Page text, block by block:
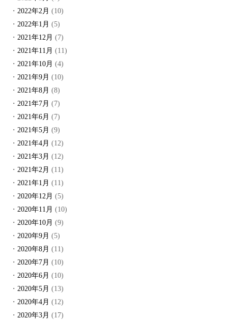
2022年2月 (10)
2022年1月 (5)
2021年12月 (7)
2021年11月 (11)
2021年10月 (4)
2021年9月 (10)
2021年8月 (8)
2021年7月 (7)
2021年6月 (7)
2021年5月 (9)
2021年4月 (12)
2021年3月 (12)
2021年2月 (11)
2021年1月 (11)
2020年12月 (5)
2020年11月 (10)
2020年10月 (9)
2020年9月 (5)
2020年8月 (11)
2020年7月 (10)
2020年6月 (10)
2020年5月 (13)
2020年4月 (12)
2020年3月 (17)